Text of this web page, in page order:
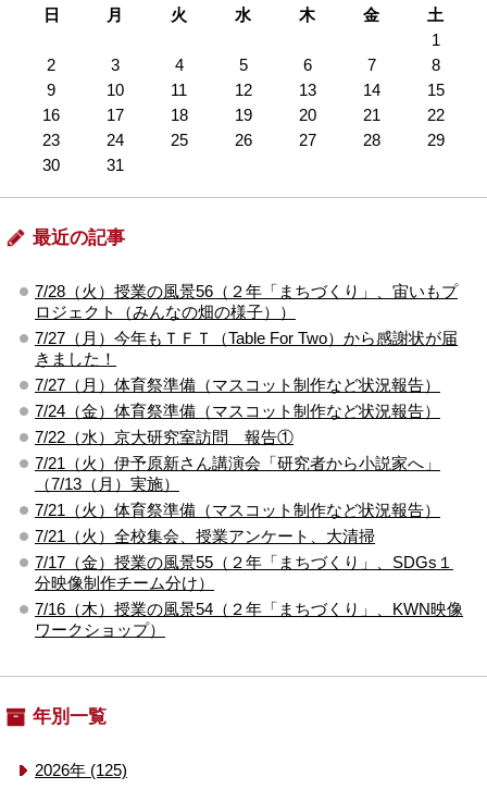
日
月 火 水 木 金
土
1
2
3 4 5 6 7
8
9
10 11 12 13 14
15
16
17 18 19 20 21
22
23
24 25 26 27 28
29
30
31
最近の記事
7/28（火）授業の風景56（２年「まちづくり」、宙いもプ
ロジェクト（みんなの畑の様子））
7/27（月）今年もＴＦＴ（Table For Two）から感謝状が届
きました！
7/27（月）体育祭準備（マスコット制作など状況報告）
7/24（金）体育祭準備（マスコット制作など状況報告）
7/22（水）京大研究室訪問 報告①
7/21（火）伊予原新さん講演会「研究者から小説家へ」
（7/13（月）実施）
7/21（火）体育祭準備（マスコット制作など状況報告）
7/21（火）全校集会、授業アンケート、大清掃
7/17（金）授業の風景55（２年「まちづくり」、SDGs１
分映像制作チーム分け）
7/16（木）授業の風景54（２年「まちづくり」、KWN映像
ワークショップ）
年別一覧
2026年 (125)